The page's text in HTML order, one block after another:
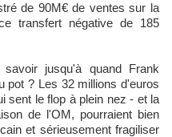
de 90M€ de ventes sur la
transfert négative de 185
jusqu'à quand Frank
pot ? Les 32 millions d'euros
sent le flop à plein nez - et la
de l'OM, pourraient bien
et sérieusement fragiliser